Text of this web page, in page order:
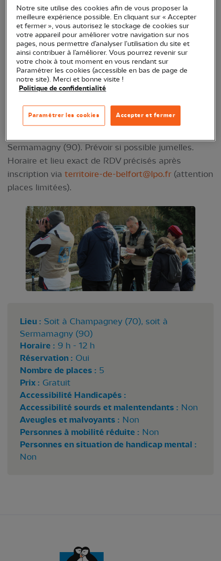
Partez à la découverte des oiseaux d'eau : grèbes,
canards, fuligules, etc. Une longue-vue sera à
disposition pour les observer et apprendre à les
identifier. L'objectif est d'aider l'ornithologue présent
à compter les oiseaux et repérer les différentes
espèces présentes.
Marconot.
Sermamagny (90). Prévoir si possible jumelles.
Horaire et lieu exact de RDV précisés après
inscription via territoire-de-belfort@lpo.fr (attention
places limitées).
Lieu : Soit à Champagney (70), soit à
Sermamagny (90)
Horaire : 9 h - 12 h
Réservation : Oui
Nombre de places : 5
Prix : Gratuit
Accessibilité Handicapés :
Accessibilité sourds et malentendants : Non
Aveugles et malvoyants : Non
Personnes à mobilité réduite : Non
Personnes en situation de handicap mental :
Non
Notre site utilise des cookies afin de vous proposer la
meilleure expérience possible. En cliquant sur « Accepter
et fermer », vous autorisez le stockage de cookies sur
votre appareil pour améliorer votre navigation sur nos
pages, nous permettre d’analyser l’utilisation du site et
ainsi contribuer à l’améliorer. Vous pourrez revenir sur
votre choix à tout moment en vous rendant sur
Paramétrer les cookies (accessible en bas de page de
notre site). Merci et bonne visite !
Politique de confidentialité
Accepter et fermer
Paramétrer les cookies